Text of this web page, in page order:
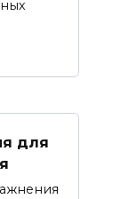
для